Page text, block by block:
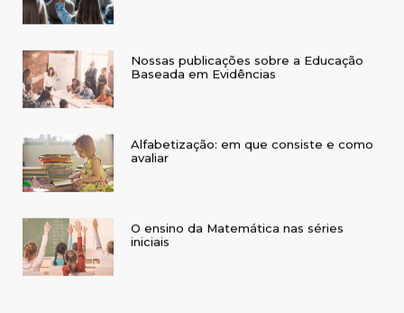
Baseada em Evidências
avaliar
iniciais